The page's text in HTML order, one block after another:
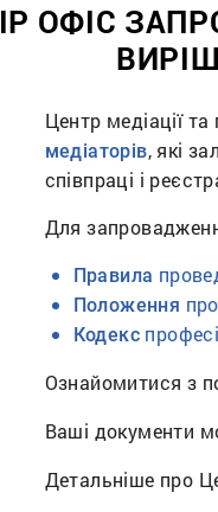
ІР ОФІС
Центр медіації
медіаторів, які
співпраці і
Для
Правила
Положення
Кодекс
Ознайомитися з
Ваші документи
Детальніше про